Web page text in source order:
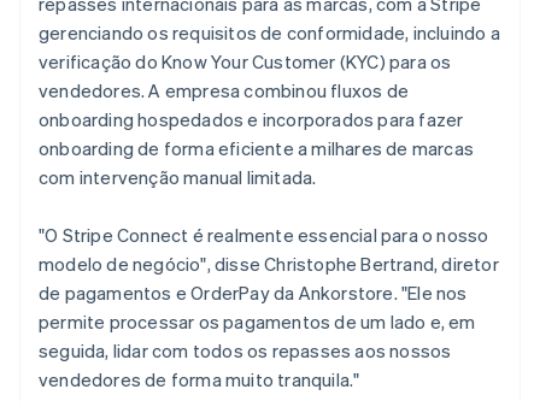
gerenciando os requisitos de conformidade, incluindo a
verificação do Know Your Customer (KYC) para os
vendedores. A empresa combinou fluxos de
onboarding hospedados e incorporados para fazer
onboarding de forma eficiente a milhares de marcas
com intervenção manual limitada.
"O Stripe Connect é realmente essencial para o nosso
modelo de negócio", disse Christophe Bertrand, diretor
de pagamentos e OrderPay da Ankorstore. "Ele nos
permite processar os pagamentos de um lado e, em
seguida, lidar com todos os repasses aos nossos
vendedores de forma muito tranquila."